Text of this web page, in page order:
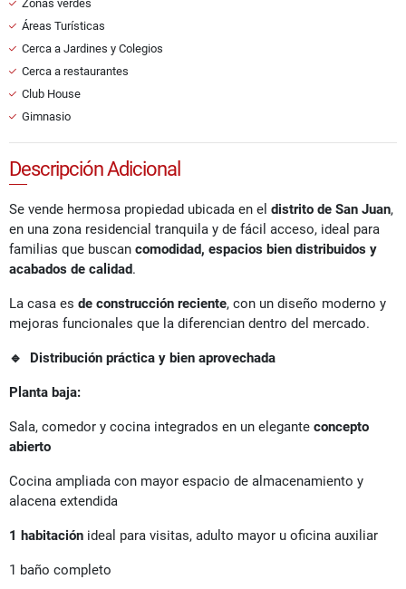
Zonas verdes
Áreas Turísticas
Cerca a Jardines y Colegios
Cerca a restaurantes
Club House
Gimnasio
Descripción Adicional
Se vende hermosa propiedad ubicada en el distrito de San Juan,
en una zona residencial tranquila y de fácil acceso, ideal para
familias que buscan comodidad, espacios bien distribuidos y
acabados de calidad.
La casa es de construcción reciente, con un diseño moderno y
mejoras funcionales que la diferencian dentro del mercado.
🔹 Distribución práctica y bien aprovechada
Planta baja:
Sala, comedor y cocina integrados en un elegante concepto
abierto
Cocina ampliada con mayor espacio de almacenamiento y
alacena extendida
1 habitación ideal para visitas, adulto mayor u oficina auxiliar
1 baño completo